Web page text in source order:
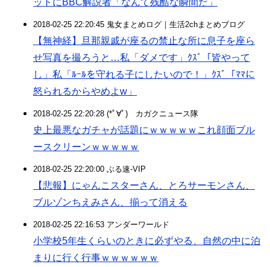
ットにBBC解説者「なんて残酷な瞬間だ」
2018-02-25 22:20:45 鬼女まとめログ｜生活2chまとめブログ
【無神経】旦那親戚が座るの禁止な所に息子を座ら
せ写真を撮ろうと…私「ダメです」ｸｽﾞ「皆やって
し」私「ﾙｰﾙを守れる子にしたいので！」ｸｽﾞ「ﾏﾏに
怒られるからやめよw」
2018-02-25 22:20:28 (*ﾟ∀ﾟ)ゞカガクニュース隊
史上最悪なガチャが話題にｗｗｗｗｗこれ顔面ブル
ースクリーンｗｗｗｗｗ
2018-02-25 22:20:00 ぶる速-VIP
【悲報】にゃんこスターさん、とろサーモンさん、
ブルゾンちえみさん、揃って消える
2018-02-25 22:16:53 アンダーワールド
小学校5年生くらいのときに必ずやる、自然の中に泊
まりに行く行事ｗｗｗｗｗｗ